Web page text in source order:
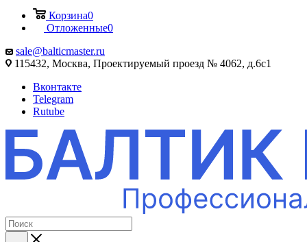
Корзина0
Отложенные0
sale@balticmaster.ru
115432, Москва, Проектируемый проезд № 4062, д.6с1
Вконтакте
Telegram
Rutube